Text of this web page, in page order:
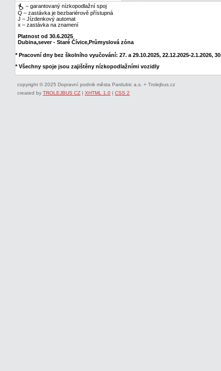
– garantovaný nízkopodlažní spoj
Q – zastávka je bezbariérově přístupná
J – Jízdenkový automat
x – zastávka na znamení
Platnost od 30.6.2025
Dubina,sever - Staré Čívice,Průmyslová zóna
* Pracovní dny bez školního vyučování: 27. a 29.10.2025, 22.12.2025-2.1.2026,
* Všechny spoje jsou zajištěny nízkopodlažními vozidly
copyright © 2025 Dopravní podnik města Pardubic a.s. + Trolejbus.cz
created by TROLEJBUS CZ | XHTML 1.0 | CSS 2